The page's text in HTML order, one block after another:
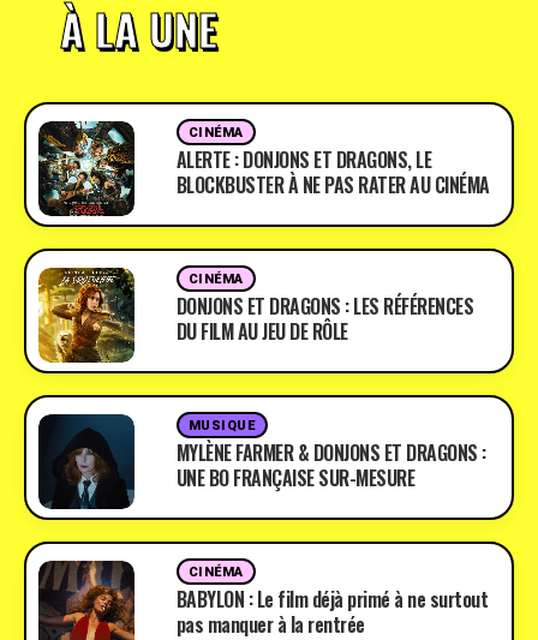
À LA UNE
CINÉMA
ALERTE : DONJONS ET DRAGONS, LE
BLOCKBUSTER À NE PAS RATER AU CINÉMA
CINÉMA
DONJONS ET DRAGONS : LES RÉFÉRENCES
DU FILM AU JEU DE RÔLE
MUSIQUE
MYLÈNE FARMER & DONJONS ET DRAGONS :
UNE BO FRANÇAISE SUR-MESURE
CINÉMA
BABYLON : Le film déjà primé à ne surtout
pas manquer à la rentrée